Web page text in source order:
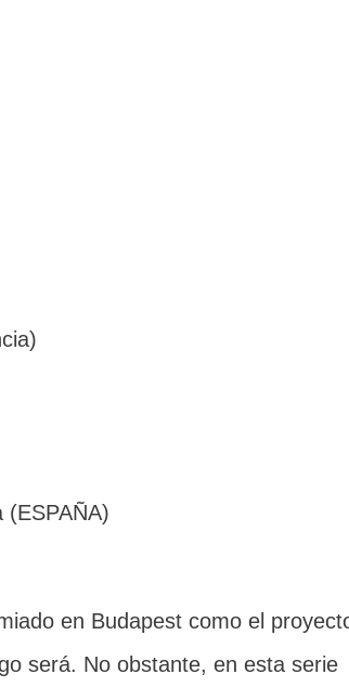
(ESPAÑA)
en Budapest como el
será. No obstante, en esta serie